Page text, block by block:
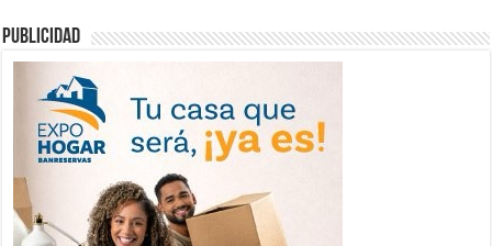
publicidad